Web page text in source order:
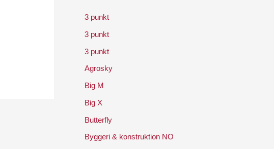
3 punkt
3 punkt
3 punkt
Agrosky
Big M
Big X
Butterfly
Byggeri & konstruktion NO